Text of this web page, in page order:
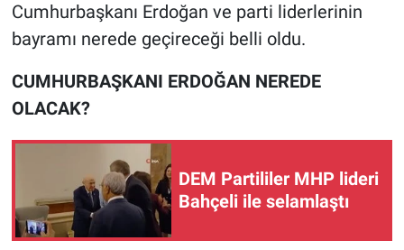
Cumhurbaşkanı Erdoğan ve parti liderlerinin
bayramı nerede geçireceği belli oldu.
CUMHURBAŞKANI ERDOĞAN NEREDE
OLACAK?
DEM Partililer MHP lideri
Bahçeli ile selamlaştı